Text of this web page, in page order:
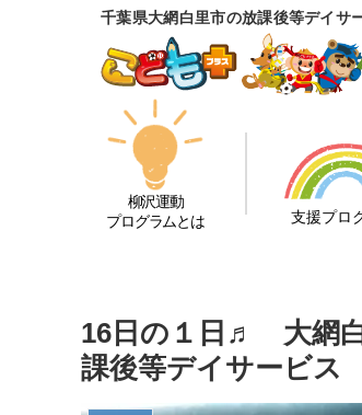
千葉県大網白里市の放課後等デイ
柳沢運動
プログラムとは
支援プロ
16日の１日♬ 大
課後等デイサービス